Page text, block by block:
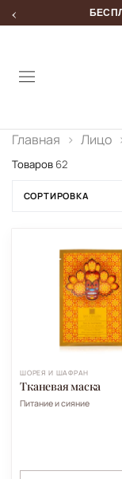
‹
Главная Лицо
Товаров 62
СОРТИРОВКА
ШОРЕЯ И ШАФРАН
Тканевая маска
Питание и сияние